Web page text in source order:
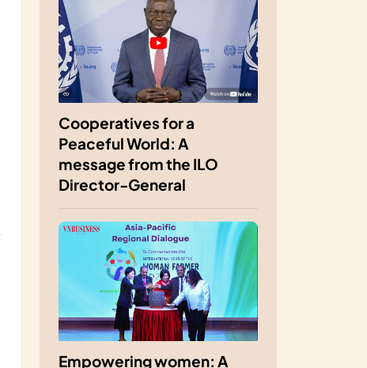
Cooperatives for a
Peaceful World: A
message from the ILO
Director-General
Empowering women: A